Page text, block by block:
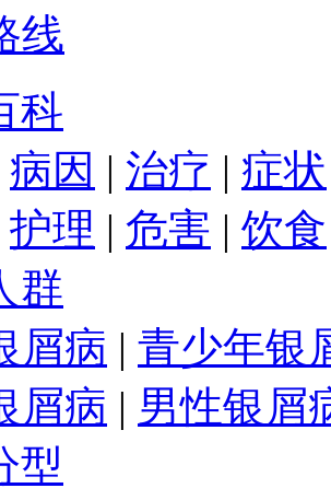
线
科
病因 | 治疗 | 症状
护理 | 危害 | 饮食
群
屑病 | 青少年银
屑病 | 男性银屑
型